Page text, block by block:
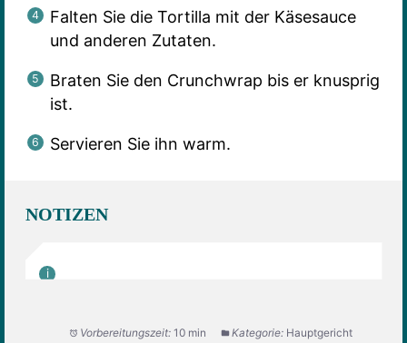
Falten Sie die Tortilla mit der Käsesauce
und anderen Zutaten.
Braten Sie den Crunchwrap bis er knusprig
ist.
Servieren Sie ihn warm.
NOTIZEN
Vorbereitungszeit: 10 min Kategorie: Hauptgericht